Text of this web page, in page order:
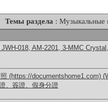
Темы раздела : Музыкальные
018, AM-2201, 3-MMC
(https://documentshome1.com)
、簽證、假身分證